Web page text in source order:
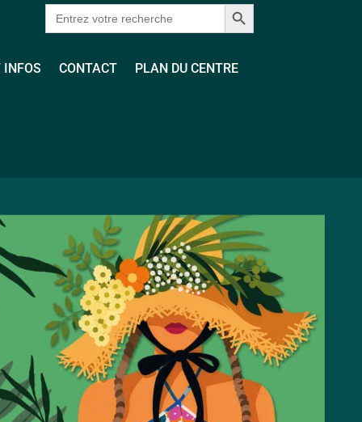
Search
for:
Search Button
INFOS CONTACT PLAN DU CENTRE